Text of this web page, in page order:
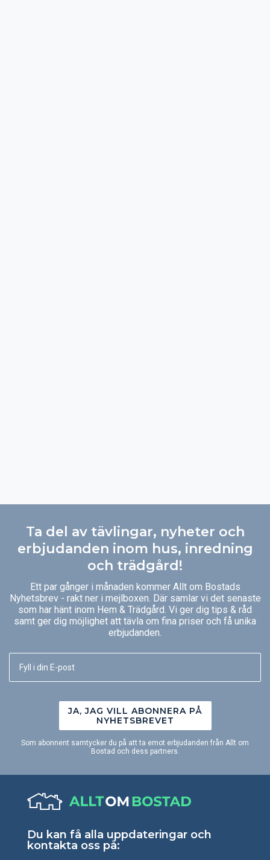
Ta del av tävlingar, nyheter och
erbjudanden inom hus, inredning
och trädgård!
Ett par gånger i månaden kommer Allt om Bostads
Nyhetsbrev - rakt ner i mejlboxen. Där samlar vi det senaste
som har hänt inom Hem & Trädgård. Vi ger dig tips & råd
samt ger dig möjlighet att tävla om fina priser och få unika
erbjudanden.
JA, JAG VILL ABONNERA PÅ
NYHETSBREVET
Som abonnent samtycker du på att ta emot erbjudanden från Allt om
Bostad och dess partners.
Du kan få alla uppdateringar och
kontakta oss på: